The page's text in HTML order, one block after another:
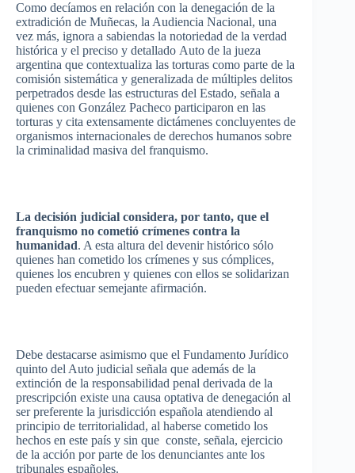
Como decíamos en relación con la denegación de la
extradición de Muñecas, la Audiencia Nacional, una
vez más, ignora a sabiendas la notoriedad de la verdad
histórica y el preciso y detallado Auto de la jueza
argentina que contextualiza las torturas como parte de la
comisión sistemática y generalizada de múltiples delitos
perpetrados desde las estructuras del Estado, señala a
quienes con González Pacheco participaron en las
torturas y cita extensamente dictámenes concluyentes de
organismos internacionales de derechos humanos sobre
la criminalidad masiva del franquismo.
La decisión judicial considera, por tanto, que el
franquismo no cometió crímenes contra la
humanidad. A esta altura del devenir histórico sólo
quienes han cometido los crímenes y sus cómplices,
quienes los encubren y quienes con ellos se solidarizan
pueden efectuar semejante afirmación.
Debe destacarse asimismo que el Fundamento Jurídico
quinto del Auto judicial señala que además de la
extinción de la responsabilidad penal derivada de la
prescripción existe una causa optativa de denegación al
ser preferente la jurisdicción española atendiendo al
principio de territorialidad, al haberse cometido los
hechos en este país y sin que conste, señala, ejercicio
de la acción por parte de los denunciantes ante los
tribunales españoles.